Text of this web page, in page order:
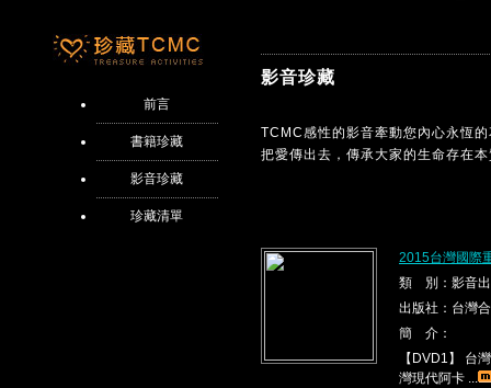
前言
書籍珍藏
影音珍藏
珍藏清單
影音珍藏
TCMC感性的影音牽動您內心永恆
把愛傳出去，傳承大家的生命存在
2015台灣國際
類 別：影音
出版社：台灣
簡 介：
【DVD1】 台
灣現代阿卡 ...